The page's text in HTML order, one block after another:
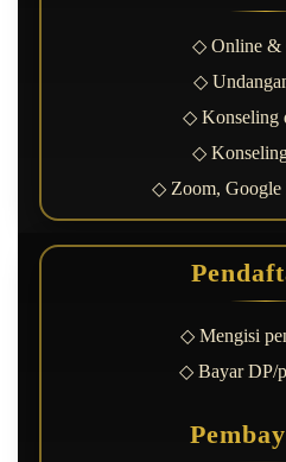
◇ Online &
◇
◇ Konseling
◇
◇ Zoom, Google
◇ Mengisi
◇ Bayar DP/